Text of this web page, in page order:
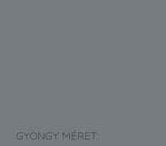
GYÖNGY MÉRET: